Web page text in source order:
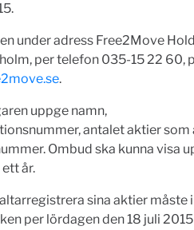
under adress Free2Move
per telefon 035-15 22 60,
.
uppge namn,
antalet aktier
Ombud ska kunna visa
år.
sina aktier måste
per lördagen den 18 juli